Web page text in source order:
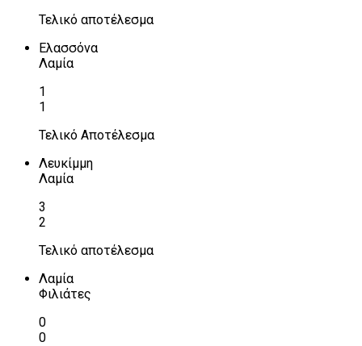
Τελικό αποτέλεσμα
Ελασσόνα
Λαμία
1
1
Τελικό Αποτέλεσμα
Λευκίμμη
Λαμία
3
2
Τελικό αποτέλεσμα
Λαμία
Φιλιάτες
0
0